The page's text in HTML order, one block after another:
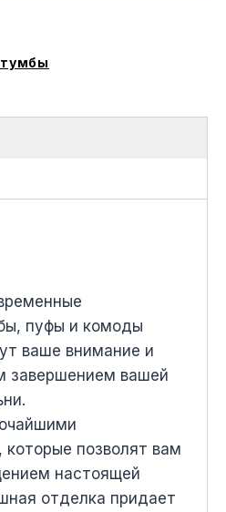
пуфы и комоды
ваше внимание и
завершением вашей
которые позволят вам
настоящей
отделка придает